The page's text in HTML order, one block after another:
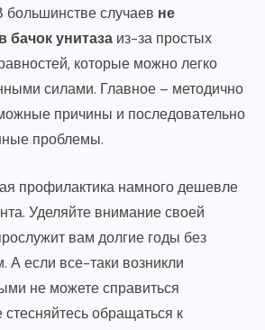
большинстве случаев не
бачок унитаза из-за простых
которые можно легко
силами. Главное – методично
причины и последовательно
проблемы.
профилактика намного дешевле
Уделяйте внимание своей
вам долгие годы без
А если все-таки возникли
не можете справиться
стесняйтесь обращаться к